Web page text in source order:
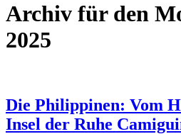
Archiv für den
2025
Die Philippinen: Vom
Insel der Ruhe